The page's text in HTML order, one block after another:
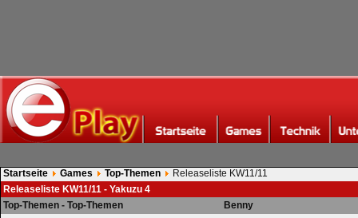
Startseite Games Top-Themen
Releaseliste KW11/11
Releaseliste KW11/11 - Yakuzu 4
Top-Themen - Top-Themen
Benny